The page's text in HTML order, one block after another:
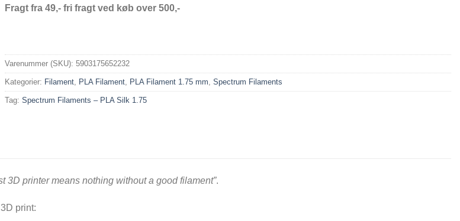
Fragt fra 49,- fri fragt ved køb over 500,-
Varenummer (SKU): 5903175652232
Kategorier: Filament, PLA Filament, PLA Filament 1.75 mm, Spectrum Filaments
Tag: Spectrum Filaments – PLA Silk 1.75
3D printer means nothing without a good filament”.
print: